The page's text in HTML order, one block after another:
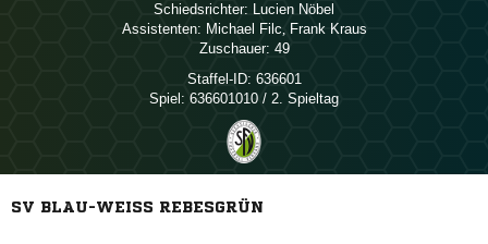
Schiedsrichter:  
Assistenten:  ,  
Zuschauer: 49
Staffel-ID: 636601
Spiel: 636601010 / 2. Spieltag
SV BLAU-WEISS REBESGRÜN